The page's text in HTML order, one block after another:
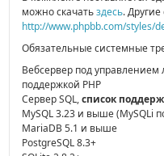
можно скачатьздесь.
http://www.phpbb.com/styles/
Обязательные системные
Вебсервер под
поддержкой PHP
Сервер SQL,список
MySQL 3.23 и выше (MySQLi
MariaDB 5.1 и выше
PostgreSQL 8.3+